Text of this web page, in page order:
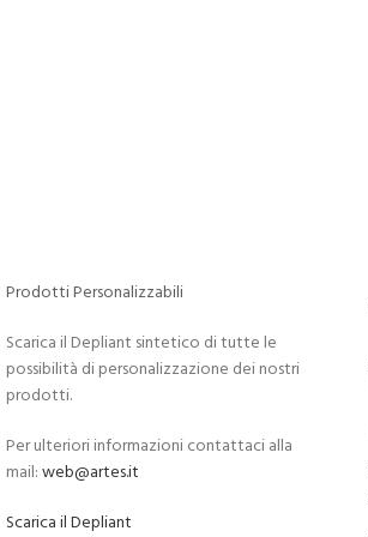
Prodotti Personalizzabili
Scarica il Depliant sintetico di tutte le
possibilità di personalizzazione dei nostri
prodotti.
Per ulteriori informazioni contattaci alla
mail:web@artes.it
Scarica il Depliant